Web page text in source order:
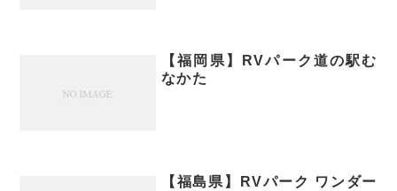
【福岡県】RVパーク道の駅む
なかた
【福島県】RVパーク ワンダー